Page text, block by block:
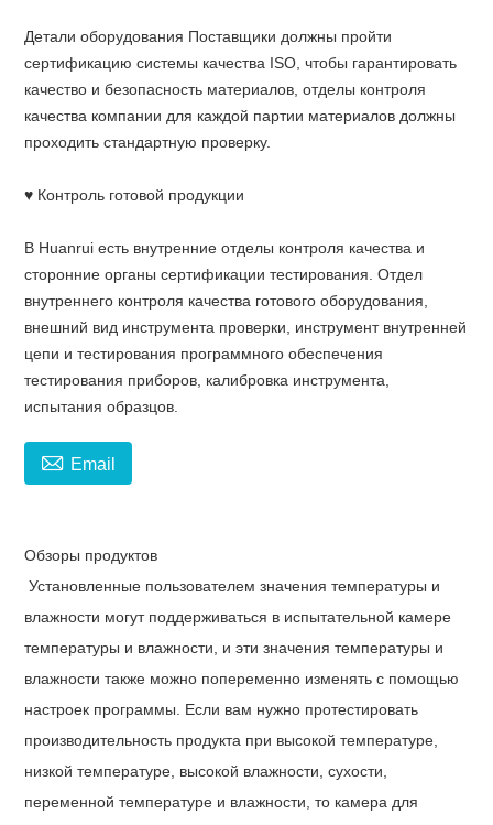
Детали оборудования Поставщики должны пройти
сертификацию системы качества ISO, чтобы гарантировать
качество и безопасность материалов, отделы контроля
качества компании для каждой партии материалов должны
проходить стандартную проверку.
♥ Контроль готовой продукции
В Huanrui есть внутренние отделы контроля качества и
сторонние органы сертификации тестирования. Отдел
внутреннего контроля качества готового оборудования,
внешний вид инструмента проверки, инструмент внутренней
цепи и тестирования программного обеспечения
тестирования приборов, калибровка инструмента,
испытания образцов.
 Email
Обзоры продуктов
Установленные пользователем значения температуры и
влажности могут поддерживаться в испытательной камере
температуры и влажности, и эти значения температуры и
влажности также можно попеременно изменять с помощью
настроек программы. Если вам нужно протестировать
производительность продукта при высокой температуре,
низкой температуре, высокой влажности, сухости,
переменной температуре и влажности, то камера для